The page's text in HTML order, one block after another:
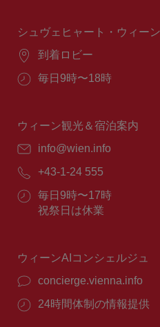
間：
シュヴェヒャート・ウィー
場
到着ロビー
営
間：
毎日9時〜18時
ウィーン観光＆宿泊案内
E
ー
ル：
info@wien.info
電
番
号：
+43-1-24 555
営
業
毎日9時〜17時
祝祭日は休業
ウィーンAIコンシェルジュ
concierge.vienna.info
24時間体制の情報提供